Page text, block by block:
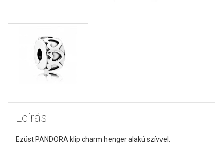
Leírás
Ezüst PANDORA klip charm henger alakú szívvel.